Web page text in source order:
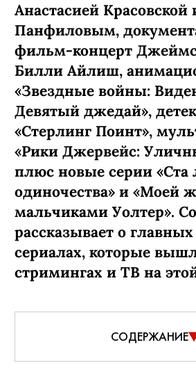
Анастасией
Панфиловым,
фильм-концерт
Билли Айлиш,
«Звездные войны:
Девятый джедай»,
«Стерлинг Поинт»,
«Рики Джервейс:
плюс новые серии «Ста
одиночества» и «Моей
мальчиками Уолтер».
рассказывает о
сериалах, которые
стримингах и ТВ на
СОДЕРЖАНИЕ